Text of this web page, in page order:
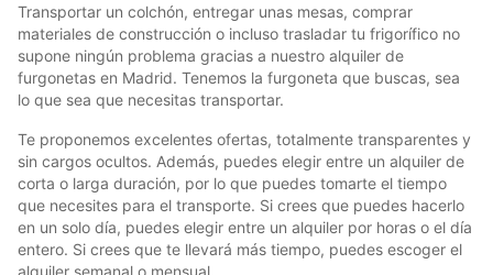
Transportar un colchón, entregar unas mesas, comprar
materiales de construcción o incluso trasladar tu frigorífico no
supone ningún problema gracias a nuestro alquiler de
furgonetas en Madrid. Tenemos la furgoneta que buscas, sea
lo que sea que necesitas transportar.
Te proponemos excelentes ofertas, totalmente transparentes y
sin cargos ocultos. Además, puedes elegir entre un alquiler de
corta o larga duración, por lo que puedes tomarte el tiempo
que necesites para el transporte. Si crees que puedes hacerlo
en un solo día, puedes elegir entre un alquiler por horas o el día
entero. Si crees que te llevará más tiempo, puedes escoger el
alquiler semanal o mensual.